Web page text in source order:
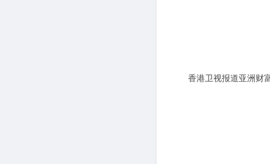
香港卫视报道亚洲财